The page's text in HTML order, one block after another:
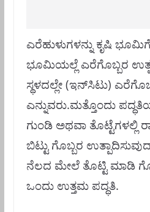
ಎರೆಹುಳುಗಳನ್ನು ಕೃಷಿ
ಭೂಮಿಯಲ್ಲೆ ಎರೆಗೊಬ್ಬರ
ಸ್ಥಳದಲ್ಲೇ (ಇನ್‌ಸಿಟು)
ಎನ್ನುವರು.ಮತ್ತೊಂದು
ಗುಂಡಿ ಅಥವಾ ತೊಟ್ಟೆಗಳಲ್ಲಿ
ಬಿಟ್ಟು ಗೊಬ್ಬರ
ನೆಲದ ಮೇಲೆ ತೊಟ್ಟಿ ಮಾಡಿ
ಒಂದು ಉತ್ತಮ ಪದ್ಧತಿ.